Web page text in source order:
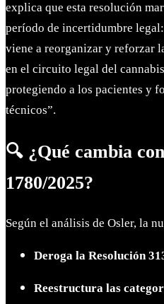
explica que esta resolución
período de incertidumbre
viene a reorganizar y reforzar
en el circuito legal del
protegiendo a los pacientes y
técnicos”.
🔍 ¿Qué cambia
1780/2025?
Según el análisis de Osler, la
Deroga la Resolución
Reestructura las